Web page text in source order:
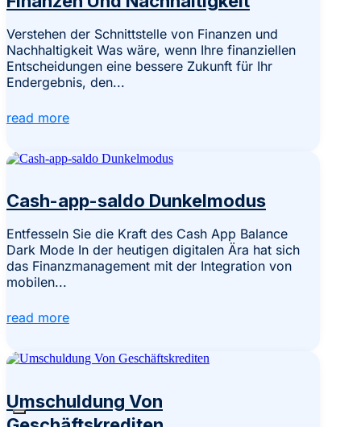
Verstehen der Schnittstelle von Finanzen und
Nachhaltigkeit Was wäre, wenn Ihre finanziellen
Entscheidungen eine bessere Zukunft für Ihr
Endergebnis, den...
read more
Cash-app-saldo Dunkelmodus
Entfesseln Sie die Kraft des Cash App Balance
Dark Mode In der heutigen digitalen Ära hat sich
das Finanzmanagement mit der Integration von
mobilen...
read more
Umschuldung Von